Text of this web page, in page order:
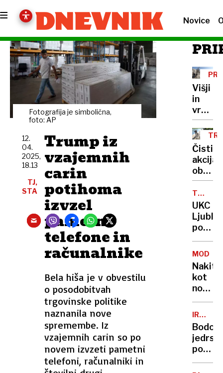
Novice
Fotografija je simbolična,
foto: AP
Trump iz
vzajemnih
carin
potihoma
izvzel
pametne
telefone in
računalnike
Bela hiša je v obvestilu
o posodobitvah
trgovinske politike
naznanila nove
spremembe. Iz
vzajemnih carin so po
novem izvzeti pametni
telefoni, računalniki in
12.
04.
2025,
18.13
TJ,
STA
Višji
in
vrhovni
sodniki
ne
bodo
akcija
ob
je
manj
kot
letih
TEŽAVE
UKC
po
stropu
MODA
Nakit
kot
nosilec
zgodb,
in
IRAN
-
ZDA
Bodo
uvod
v